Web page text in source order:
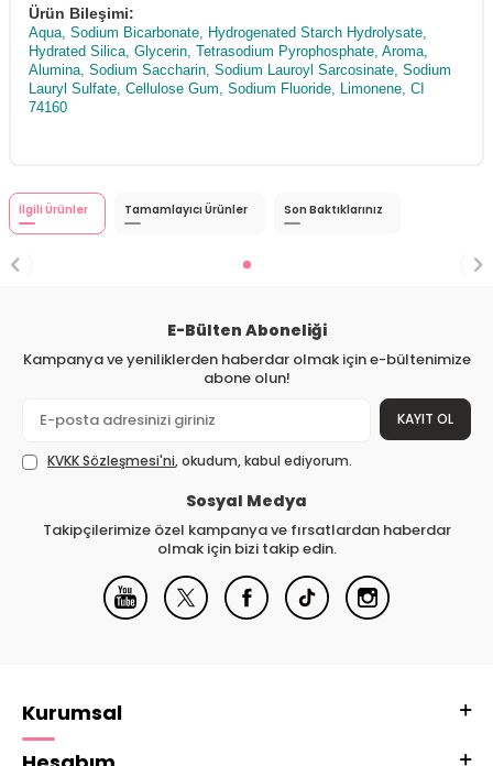
Ürün Bileşimi:
Aqua, Sodium Bicarbonate, Hydrogenated Starch Hydrolysate,
Hydrated Silica, Glycerin, Tetrasodium Pyrophosphate, Aroma,
Alumina, Sodium Saccharin, Sodium Lauroyl Sarcosinate, Sodium
Lauryl Sulfate, Cellulose Gum, Sodium Fluoride, Limonene, CI
74160
İlgili Ürünler Tamamlayıcı Ürünler Son Baktıklarınız
E-Bülten Aboneliği
Kampanya ve yeniliklerden haberdar olmak için e-bültenimize
abone olun!
KAYIT OL
KVKK Sözleşmesi'ni, okudum, kabul ediyorum.
Sosyal Medya
Takipçilerimize özel kampanya ve fırsatlardan haberdar
olmak için bizi takip edin.
Kurumsal